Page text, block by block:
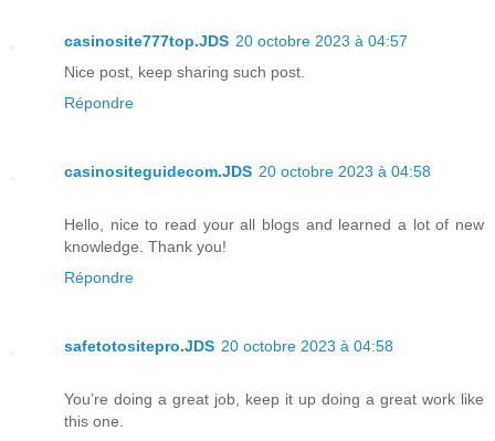
casinosite777top.JDS 20 octobre 2023 à 04:57
Nice post, keep sharing such post.
Répondre
casinositeguidecom.JDS 20 octobre 2023 à 04:58
Hello, nice to read your all blogs and learned a lot of new
knowledge. Thank you!
Répondre
safetotositepro.JDS 20 octobre 2023 à 04:58
You’re doing a great job, keep it up doing a great work like
this one.